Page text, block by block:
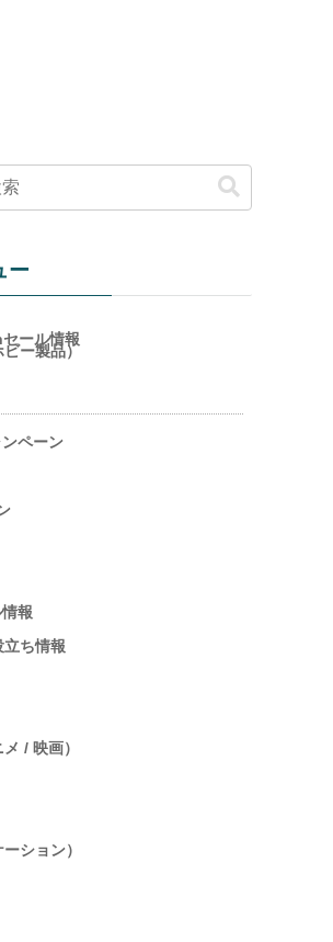
ー
ール情報
ビー製品）
ペーン
報
立ち情報
/ 映画）
ション）